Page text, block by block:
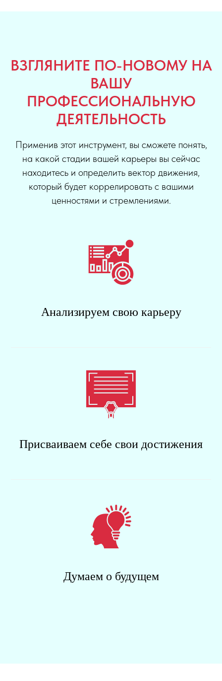
ВЗГЛЯНИТЕ ПО-НОВОМУ НА
ВАШУ
ПРОФЕССИОНАЛЬНУЮ
ДЕЯТЕЛЬНОСТЬ
Применив этот инструмент, вы сможете понять,
на какой стадии вашей карьеры вы сейчас
находитесь и определить вектор движения,
который будет коррелировать с вашими
ценностями и стремлениями.
Анализируем свою карьеру
Присваиваем себе свои достижения
Думаем о будущем